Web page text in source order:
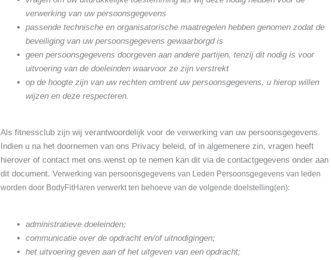
verwerking van uw persoonsgegevens
passende technische en organisatorische maatregelen hebben genomen zodat de
beveiliging van uw persoonsgegevens gewaarborgd is
geen persoonsgegevens doorgeven aan andere partijen, tenzij dit nodig is voor
uitvoering van de doeleinden waarvoor ze zijn verstrekt
op de hoogte zijn van uw rechten omtrent uw persoonsgegevens, u hierop willen
wijzen en deze respecteren.
Als fitnessclub zijn wij verantwoordelijk voor de verwerking van uw persoonsgegevens.
Indien u na het doornemen van ons Privacy beleid, of in algemenere zin, vragen heeft
hierover of contact met ons wenst op te nemen kan dit via de contactgegevens onder aan
dit document. Verwerking van persoonsgegevens van Leden Persoonsgegevens van leden
worden door BodyFitHaren verwerkt ten behoeve van de volgende doelstelling(en):
administratieve doeleinden;
communicatie over de opdracht en/of uitnodigingen;
het uitvoering geven aan of het uitgeven van een opdracht;